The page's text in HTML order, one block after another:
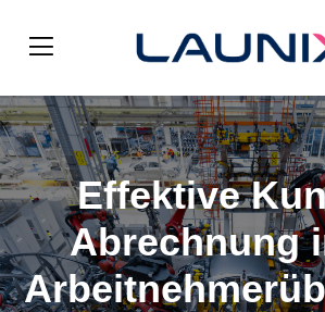
Effektive
Abrechnung